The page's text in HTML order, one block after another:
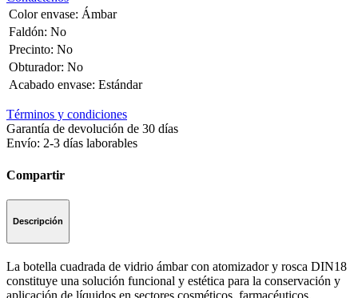
Color envase: Ámbar
Faldón: No
Precinto: No
Obturador: No
Acabado envase: Estándar
Términos y condiciones
Garantía de devolución de 30 días
Envío: 2-3 días laborables
Compartir
Descripción
La botella cuadrada de vidrio ámbar con atomizador y rosca DIN18
constituye una solución funcional y estética para la conservación y
aplicación de líquidos en sectores cosméticos, farmacéuticos,